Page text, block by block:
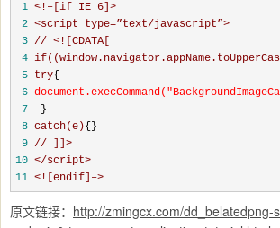
1 <!–[if IE 6]>
2 <script type=”text/javascript”>
3 // <![CDATA[
4
5 try{
6
7
}
8 catch(e){}
9 // ]]>
10 </script>
11 <![endif]–>
原文链接： http://zmingcx.com/dd_belatedpng-